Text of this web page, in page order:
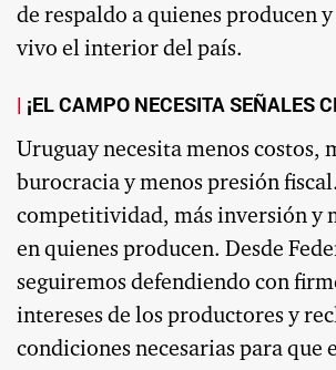
de respaldo a quienes producen
vivo el interior del país.
¡EL CAMPO NECESITA SEÑALES
Uruguay necesita menos costos,
burocracia y menos presión
competitividad, más inversión y
en quienes producen. Desde
seguiremos defendiendo con
intereses de los productores y
condiciones necesarias para que